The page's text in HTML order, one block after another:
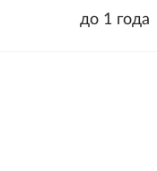
до 1 года